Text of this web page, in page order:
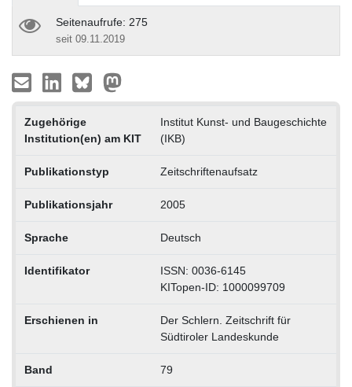
Seitenaufrufe: 275
seit 09.11.2019
Zugehörige
Institution(en) am KIT
Institut Kunst- und Baugeschichte
(IKB)
Publikationstyp Zeitschriftenaufsatz
Publikationsjahr 2005
Sprache Deutsch
Identifikator
ISSN: 0036-6145
KITopen-ID: 1000099709
Erschienen in
Der Schlern. Zeitschrift für
Südtiroler Landeskunde
Band 79